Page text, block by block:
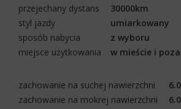
przejechany dystans
30000km
styl jazdy
umiarkowany
sposób nabycia
z wyboru
miejsce użytkowania
w mieście i
zachowanie na suchej nawierzchni
zachowanie na mokrej nawierzchni